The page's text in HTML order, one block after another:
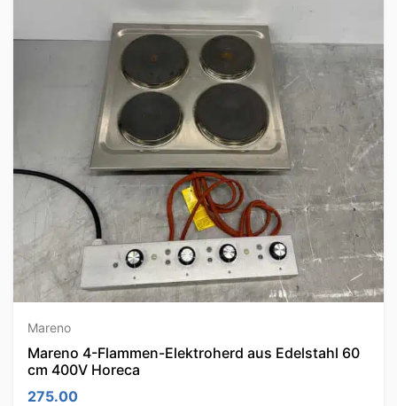
Mareno
Mareno 4-Flammen-Elektroherd aus Edelstahl 60
cm 400V Horeca
275.00